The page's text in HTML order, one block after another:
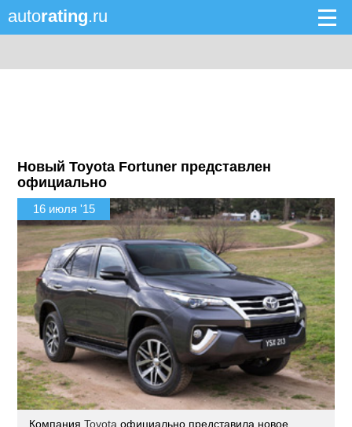
autorating.ru
Новый Toyota Fortuner представлен
официально
16 июля '15
КомпанияToyota официально представила новое